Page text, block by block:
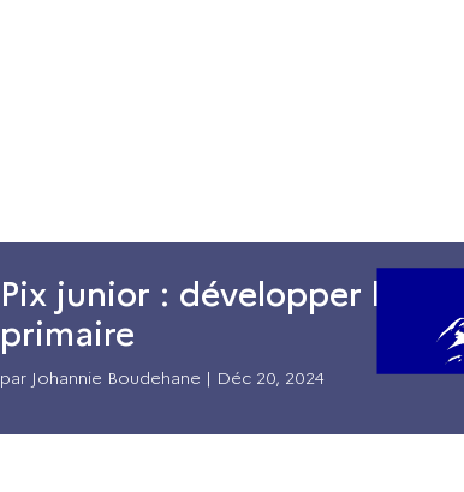
Pix junior : développer les
primaire
par Johannie Boudehane | Déc 20, 2024